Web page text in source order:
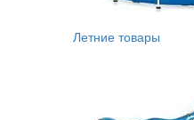
Летние товары